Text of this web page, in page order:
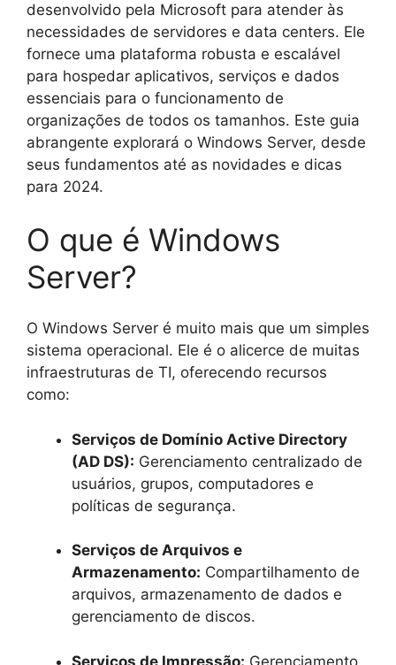
desenvolvido pela Microsoft para atender às
necessidades de servidores e data centers. Ele
fornece uma plataforma robusta e escalável
para hospedar aplicativos, serviços e dados
essenciais para o funcionamento de
organizações de todos os tamanhos. Este guia
abrangente explorará o Windows Server, desde
seus fundamentos até as novidades e dicas
para 2024.
O que é Windows
Server?
O Windows Server é muito mais que um simples
sistema operacional. Ele é o alicerce de muitas
infraestruturas de TI, oferecendo recursos
como:
Serviços de Domínio Active Directory
(AD DS): Gerenciamento centralizado de
usuários, grupos, computadores e
políticas de segurança.
Serviços de Arquivos e
Armazenamento: Compartilhamento de
arquivos, armazenamento de dados e
gerenciamento de discos.
Serviços de Impressão: Gerenciamento